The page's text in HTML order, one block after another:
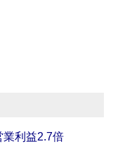
業利益2.7倍